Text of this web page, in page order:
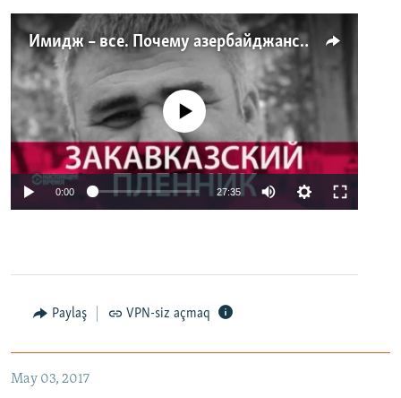
Имидж – все. Почему азербайджанские правозащитники и независимые журналисты попадают в тюрьму
No media source currently available
0:00 27:35
Paylaş VPN-siz açmaq
May 03, 2017